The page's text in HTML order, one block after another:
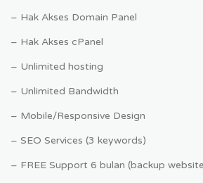
– Hak Akses Domain Panel
– Hak Akses cPanel
– Unlimited hosting
– Unlimited Bandwidth
– Mobile/Responsive Design
– SEO Services (3 keywords)
– FREE Support 6 bulan (backup